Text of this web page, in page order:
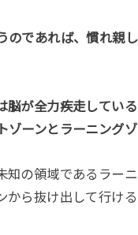
のであれば、慣れ親
脳が全力疾走してい
ゾーンとラーニング
知の領域であるラー
から抜け出して行け